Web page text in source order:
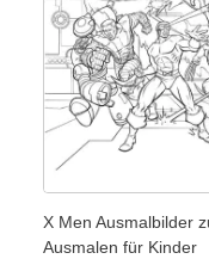
X Men Ausmalbilder
Ausmalen für Kinder